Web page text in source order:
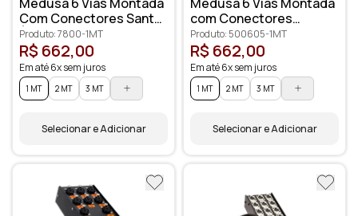
Com Conectores Santo
Ângelo
Produto: 7800-1MT
R$ 662,00
Em até 6x sem juros
1 MT 2 MT 3 MT
Selecionar e Adicionar
com Conectores
Amphenol
Produto: 500605-1MT
R$ 662,00
Em até 6x sem juros
1 MT 2 MT 3 MT
Selecionar e Adicionar